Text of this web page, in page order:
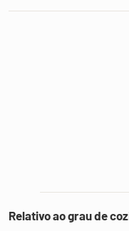
Relativo ao grau de